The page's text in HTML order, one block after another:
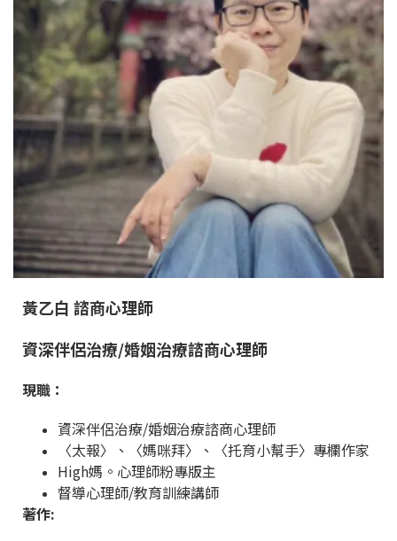
黃乙白 諮商心理師
資深伴侶治療/婚姻治療諮商心理師
現職：
資深伴侶治療/婚姻治療諮商心理師
〈太報〉、〈媽咪拜〉、〈托育小幫手〉專欄作家
High媽。心理師粉專版主
督導心理師/教育訓練講師
著作: